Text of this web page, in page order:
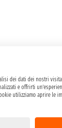
dei dati dei nostri
e offrirti
utilizziamo aprire le